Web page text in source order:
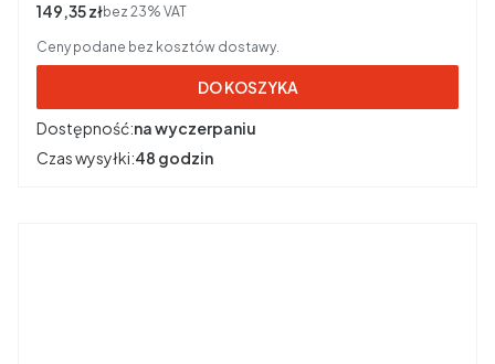
Cena netto
149,35 złbez 23% VAT
Ceny podane bez kosztów dostawy.
DO KOSZYKA
Dostępność:na wyczerpaniu
Czas wysyłki:48 godzin